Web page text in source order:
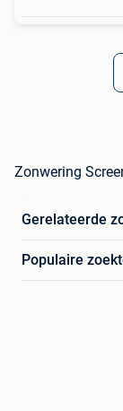
Zonwering
Gerelateerde
Populaire